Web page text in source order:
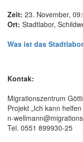
Zeit: 23. November,
Ort: Stadtlabor,
Was ist das
Kontak:
Migrationszentrum
Projekt „Ich kann
n-
Tel. 0551 899930-25